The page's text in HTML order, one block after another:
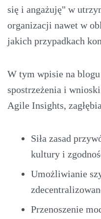
się i angażuję" w
organizacji nawet w
jakich przypadkach
W tym wpisie na
spostrzeżenia i
Agile Insights,
Siła zasad
kultury i
Umożliwianie
Przenoszenie